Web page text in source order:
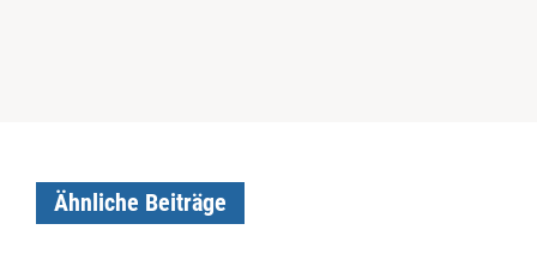
Ähnliche Beiträge